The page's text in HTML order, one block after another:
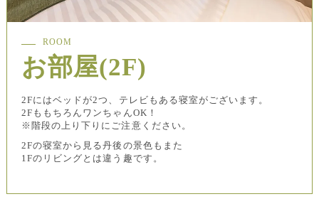
ROOM
お部屋(2F)
2Fにはベッドが2つ、テレビもある寝室がございます。
2FももちろんワンちゃんOK！
※階段の上り下りにご注意ください。
2Fの寝室から見る丹後の景色もまた
1Fのリビングとは違う趣です。